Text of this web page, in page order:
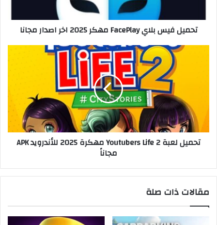
تحميل فيس بلاي FacePlay مهكر 2025 اخر اصدار مجانا
تحميل لعبة Youtubers Life 2 مهكرة 2025 للأندرويد APK
مجاناً
مقالات ذات صلة